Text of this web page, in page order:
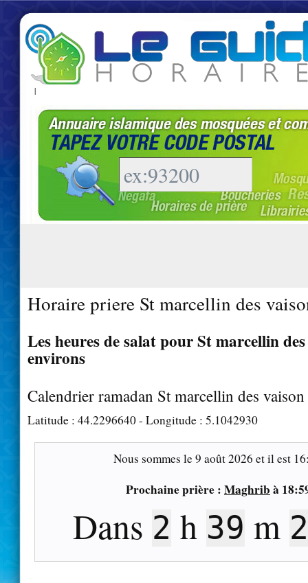
|
Horaire priere St marcellin des
Les heures de salat pour St marcellin des
environs
Calendrier ramadan St marcellin des
Latitude : 44.2296640- Longitude : 5.1042930
Nous sommes le9 août 2026 et il est
Prochaine prière : Maghrib à
Dans 2 h 39 m